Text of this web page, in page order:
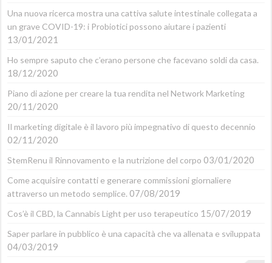
Una nuova ricerca mostra una cattiva salute intestinale collegata a
un grave COVID-19: i Probiotici possono aiutare i pazienti
13/01/2021
Ho sempre saputo che c’erano persone che facevano soldi da casa.
18/12/2020
Piano di azione per creare la tua rendita nel Network Marketing
20/11/2020
Il marketing digitale è il lavoro più impegnativo di questo decennio
02/11/2020
StemRenu il Rinnovamento e la nutrizione del corpo 03/01/2020
Come acquisire contatti e generare commissioni giornaliere
attraverso un metodo semplice. 07/08/2019
Cos’è il CBD, la Cannabis Light per uso terapeutico 15/07/2019
Saper parlare in pubblico è una capacità che va allenata e sviluppata
04/03/2019